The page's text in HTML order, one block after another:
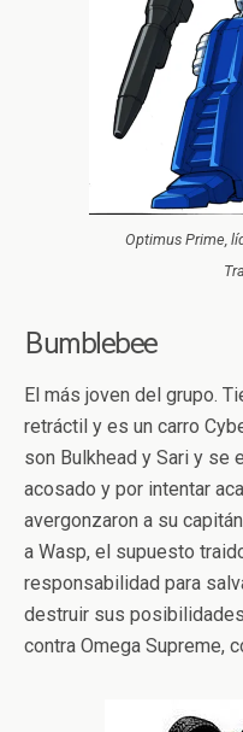
Optimus Prime,
Bumblebee
El más joven del grupo.
retráctil y es un carro
son Bulkhead y Sari y se
acosado y por intentar
avergonzaron a su
a Wasp, el supuesto
responsabilidad para
destruir sus
contra Omega Supreme,